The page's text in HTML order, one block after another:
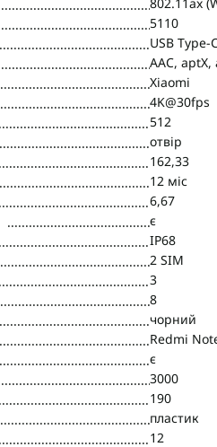
5110
USB Type-
AAC, aptX,
Xiaomi
4K@30fps
512
отвір
162,33
12 міс
6,67
є
IP68
2 SIM
3
8
чорний
Redmi
є
3000
190
пластик
12